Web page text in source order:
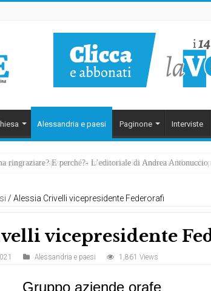
Alessandria e paesi Paginone Interviste
ringraziare? E perché?- L’editoriale di Andrea Antonuccio
senza spezzarsi: la memoria della rinascita.
/ Alessia Crivelli vicepresidente Federorafi
vicepresidente
Alessandria e paesi 1,861 Views
Gruppo aziende orafe